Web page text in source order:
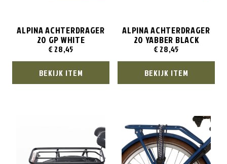
ALPINA ACHTERDRAGER
20 GP WHITE
€ 28,45
BEKIJK ITEM
ALPINA ACHTERDRAGER
20 YABBER BLACK
€ 28,45
BEKIJK ITEM